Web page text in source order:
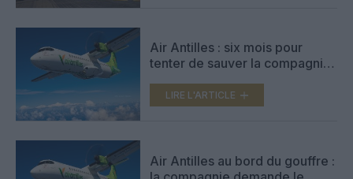
Air Antilles : six mois pour
tenter de sauver la compagnie
LIRE L'ARTICLE
Air Antilles au bord du gouffre :